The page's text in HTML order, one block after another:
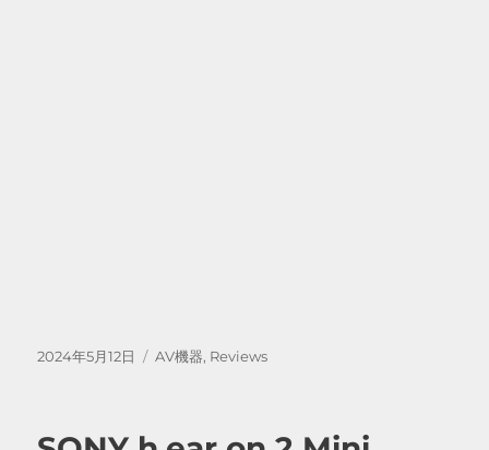
投
2024年5月12日
カ
AV機器, Reviews